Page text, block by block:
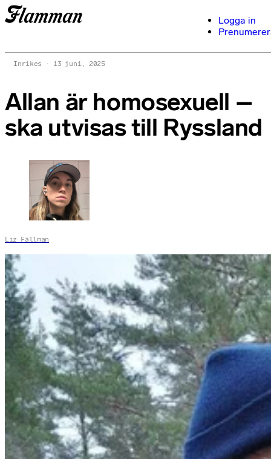
Logga in
Inrikes 13 juni, 2025
Allan är homosexuell –
ska utvisas till Ryssland
Liz Fällman